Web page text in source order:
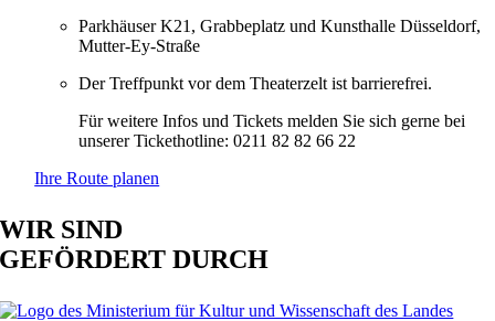
Parkhäuser K21, Grabbeplatz und Kunsthalle Düsseldorf,
Mutter-Ey-Straße
Der Treffpunkt vor dem Theaterzelt ist barrierefrei.
Für weitere Infos und Tickets melden Sie sich gerne bei
unserer Tickethotline: 0211 82 82 66 22
Ihre Route planen
WIR SIND
GEFÖRDERT DURCH